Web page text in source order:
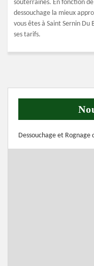
souterraines. En fonction
dessouchage la mieux
vous êtes à Saint Sernin
ses tarifs.
Dessouchage et Rognage